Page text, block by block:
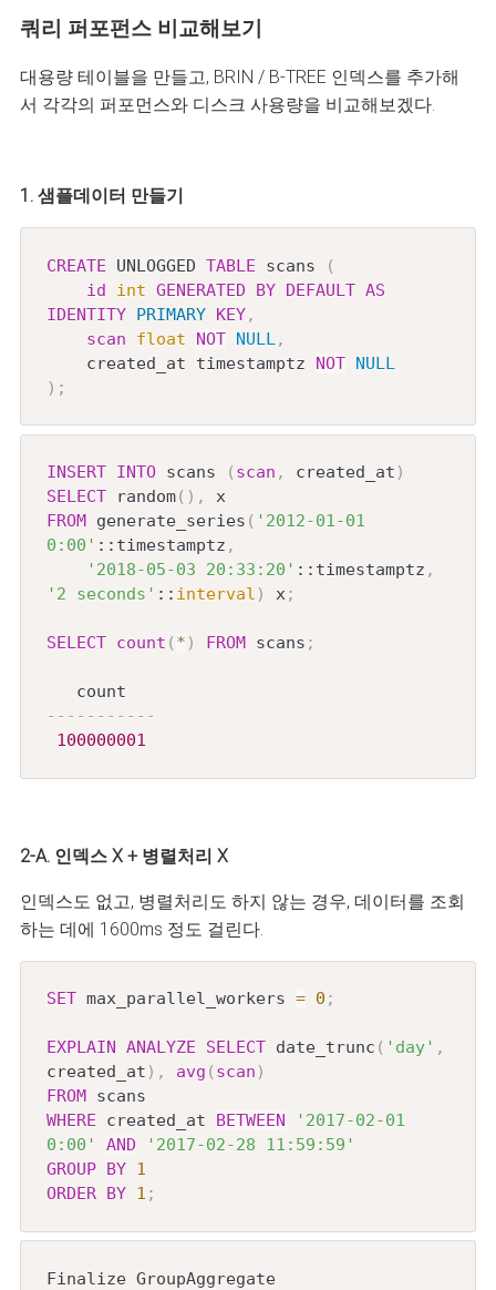
쿼리 퍼포펀스 비교해보기
대용량 테이블을 만들고, BRIN / B-TREE 인덱스를 추가해
서 각각의 퍼포먼스와 디스크 사용량을 비교해보겠다.
1. 샘플데이터 만들기
CREATE UNLOGGED TABLE scans
(
id
int GENERATED BY DEFAULT AS
IDENTITY PRIMARY KEY,
scan
float NOT NULL ,
    created_at timestamptz
NOT NULL
) ;
INSERT INTO scans ( scan , created_at )
SELECT random( ) ,
x
FROM generate_series ( '2012-01-01
0:00' ::timestamptz ,
'2018-05-03 20:33:20' ::timestamptz ,
'2 seconds' :: interval ) x;
SELECT count ( * ) FROM scans ;
-----------
100000001
2-A. 인덱스 X + 병렬처리 X
인덱스도 없고, 병렬처리도 하지 않는 경우, 데이터를 조회
하는 데에 1600ms 정도 걸린다.
SET max_parallel_workers = 0 ;
EXPLAIN ANALYZE SELECT date_trunc ( 'day' ,
created_at ) , avg ( scan )
FROM
WHERE created_at BETWEEN
'2017-02-01
0:00'
AND
'2017-02-28 11:59:59'
GROUP BY 1
ORDER BY 1 ;
Finalize GroupAggregate